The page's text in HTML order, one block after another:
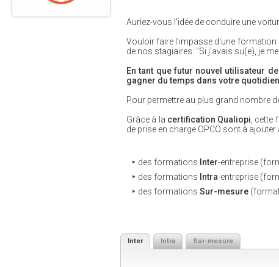
Auriez-vous l'idée de conduire une
Vouloir faire l'impasse d'une formation
de nos stagiaires: "Si j'avais su(e), je
En tant que futur nouvel utilisateur
gagner du temps dans votre
Pour permettre au plus grand nombre
Grâce à la certification Qualiopi ,
de prise en charge OPCO sont à ajouter
des formations Inter-entreprise
des formations Intra-entreprise
des formations Sur-mesure
Inter Intra Sur-mesure